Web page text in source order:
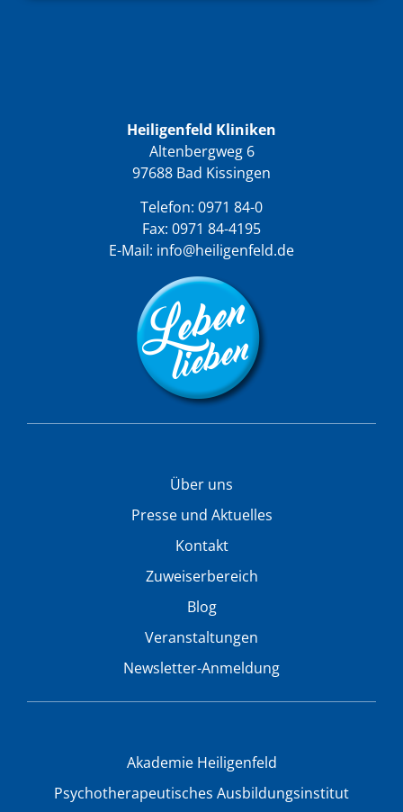
Heiligenfeld Kliniken
Altenbergweg 6
97688 Bad Kissingen
Telefon: 0971 84-0
Fax: 0971 84-4195
E-Mail: info@heiligenfeld.de
Über uns
Presse und Aktuelles
Kontakt
Zuweiserbereich
Blog
Veranstaltungen
Newsletter-Anmeldung
Akademie Heiligenfeld
Psychotherapeutisches Ausbildungsinstitut